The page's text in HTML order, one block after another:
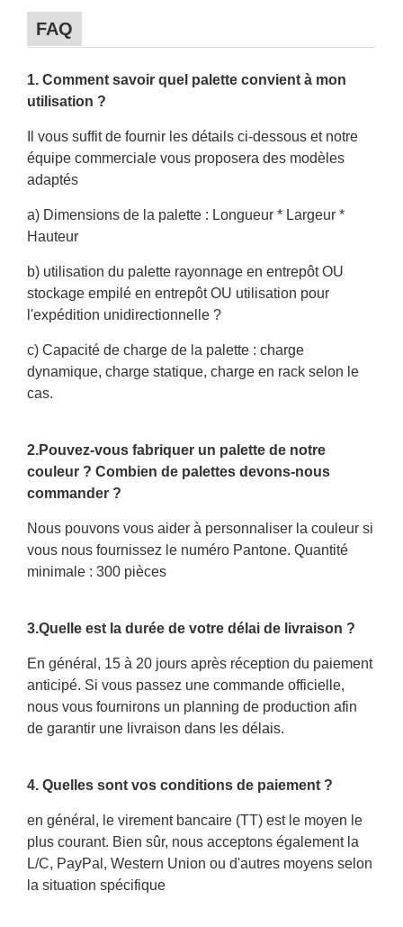
FAQ
1. Comment savoir quel palette convient à mon
utilisation ?
Il vous suffit de fournir les détails ci-dessous et notre
équipe commerciale vous proposera des modèles
adaptés
a) Dimensions de la palette : Longueur * Largeur *
Hauteur
b) utilisation du palette rayonnage en entrepôt OU
stockage empilé en entrepôt OU utilisation pour
l'expédition unidirectionnelle ?
c) Capacité de charge de la palette : charge
dynamique, charge statique, charge en rack selon le
cas.
2.Pouvez-vous fabriquer un palette de notre
couleur ? Combien de palettes devons-nous
commander ?
Nous pouvons vous aider à personnaliser la couleur si
vous nous fournissez le numéro Pantone. Quantité
minimale : 300 pièces
3.Quelle est la durée de votre délai de livraison ?
En général, 15 à 20 jours après réception du paiement
anticipé. Si vous passez une commande officielle,
nous vous fournirons un planning de production afin
de garantir une livraison dans les délais.
4. Quelles sont vos conditions de paiement ?
en général, le virement bancaire (TT) est le moyen le
plus courant. Bien sûr, nous acceptons également la
L/C, PayPal, Western Union ou d'autres moyens selon
la situation spécifique